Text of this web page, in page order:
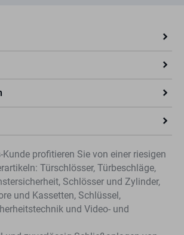
profitieren Sie von einer riesigen
Türschlösser, Türbeschläge,
Schlösser und Zylinder,
und Kassetten, Schlüssel,
und Video- und